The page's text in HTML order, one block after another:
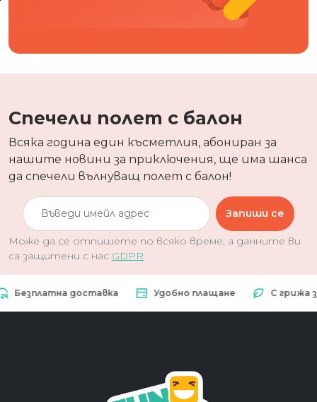
Спечели полет с балон
Всяка година един късметлия, абониран за
нашите новини за приключения, ще има шанса
да спечели вълнуващ полет с балон!
Запиши се
Може да се отпишете по всяко време, а данните ви
са защитени с нас GDPR
доставка Удобно плащане С грижа за